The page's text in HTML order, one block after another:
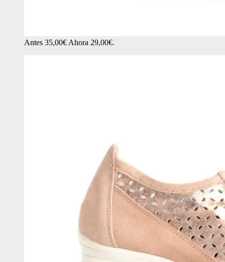
Antes 35,00€ Ahora 29,00€.